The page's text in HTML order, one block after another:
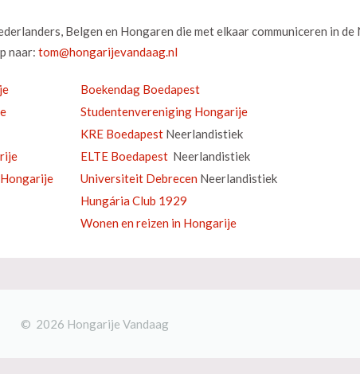
Belgen en Hongaren die met elkaar communiceren in
naar:
Boekendag Boedapest
Studentenvereniging Hongarije
KRE Boedapest Neerlandistiek
ELTE Boedapest Neerlandistiek
Universiteit Debrecen Neerlandistiek
Hungária Club 1929
Wonen en reizen in Hongarije
© 2026 Hongarije Vandaag